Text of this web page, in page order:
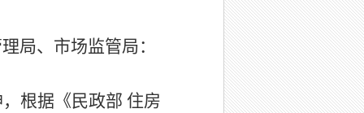
局、市场监管局：
根据《民政部 住房